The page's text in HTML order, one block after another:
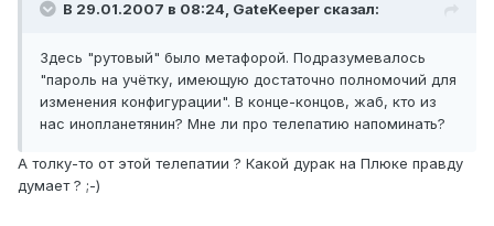
В 29.01.2007 в 08:24, GateKeeper сказал:
Здесь "рутовый" было метафорой. Подразумевалось
"пароль на учётку, имеющую достаточно полномочий для
изменения конфигурации". В конце-концов, жаб, кто из
нас инопланетянин? Мне ли про телепатию напоминать?
А толку-то от этой телепатии ? Какой дурак на Плюке правду
думает ? ;-)